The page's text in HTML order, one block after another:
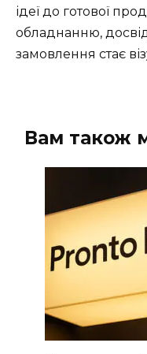
ідеї до готової
обладнанню,
замовлення стає
Вам також